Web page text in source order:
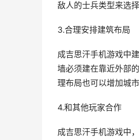
敌人的士兵类型来选
3.合理安排建筑布局
成吉思汗手机游戏中
墙必须建在靠近外部
理布局也可以增加城
4.和其他玩家合作
成吉思汗手机游戏中